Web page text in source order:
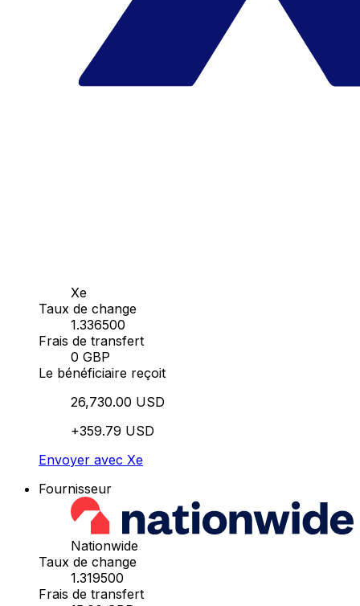
Xe
Taux de change
1.336500
Frais de transfert
0 GBP
Le bénéficiaire reçoit
26,730.00 USD
+359.79 USD
Envoyer avec Xe
Fournisseur
Nationwide
Taux de change
1.319500
Frais de transfert